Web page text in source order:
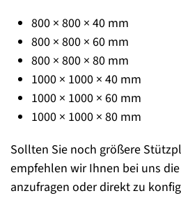
800 × 800 × 40 mm
800 × 800 × 60 mm
800 × 800 × 80 mm
1000 × 1000 × 40 mm
1000 × 1000 × 60 mm
1000 × 1000 × 80 mm
Sollten Sie noch größere
empfehlen wir Ihnen bei uns
anzufragen oder direkt zu